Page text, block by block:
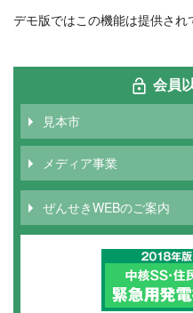
デモ版ではこの機能は提供され
会員
見本市
メディア事業
ぜんせきWEBのご案内